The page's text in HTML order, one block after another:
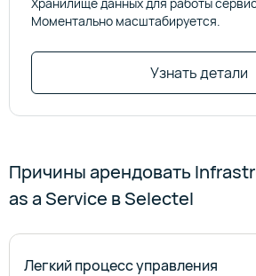
Моментально масштабируется.
Узнать детали
Причины арендовать
as a Service в Selectel
Легкий процесс управления